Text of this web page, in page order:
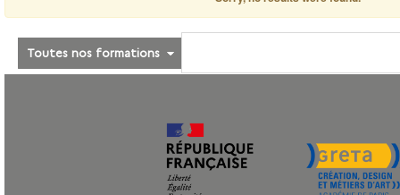
Toutes nos formations